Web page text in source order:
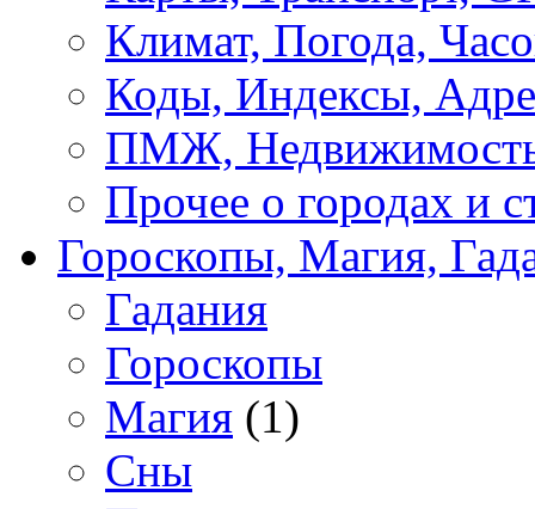
Климат, Погода,
Коды, Индексы,
ПМЖ,
Прочее о городах и
Гороскопы, Магия,
Гадания
Гороскопы
Магия (1)
Сны